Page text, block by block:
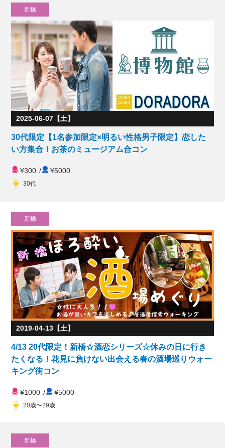
新橋
2025-06-07【土】
30代限定【1名参加限定×明るい性格男子限定】恋した
い方集合！お茶のミュージアム合コン
¥300 / ¥5000
30代
新橋
2019-04-13【土】
4/13 20代限定！新橋☆酒恋シリーズ☆休みの日に行き
たくなる！花見に負けない出会える春の酒場巡りウォー
キング街コン
¥1000 / ¥5000
20歳〜29歳
新橋